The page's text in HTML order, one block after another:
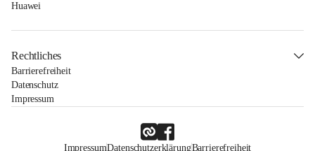
Huawei
Rechtliches
Barrierefreiheit
Datenschutz
Impressum
ImpressumDatenschutzerklärungBarrierefreiheit